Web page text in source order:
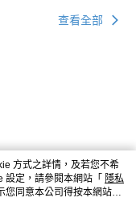
查看全部
方式之詳情，及若您不希
設定，請參閱本網站「 隱私
您同意本公司得按本網站使